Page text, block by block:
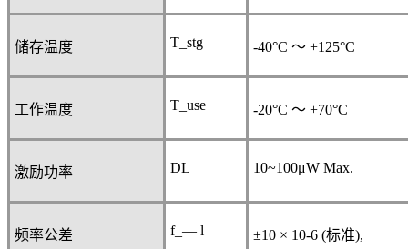
储存温度 T_stg -40°C ～ +125°C
工作温度 T_use -20°C ～ +70°C
激励功率 DL 10~100μW Max.
频率公差 f_— l ±10 × 10-6 (标准),